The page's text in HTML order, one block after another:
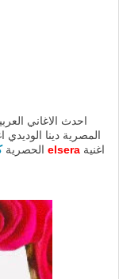
احدث الاغاني
المصرية دينا الوديدي
اغنيةelsera الحصرية